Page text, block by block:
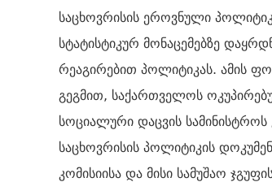
საცხოვრისის ეროვნული
სტატისტიკურ მონაცემებზე
რეაგირებით პოლიტიკას. ამის
გეგმით, საქართველოს
სოციალური დაცვის
საცხოვრისის პოლიტიკის
კომისიისა და მისი სამუშაო